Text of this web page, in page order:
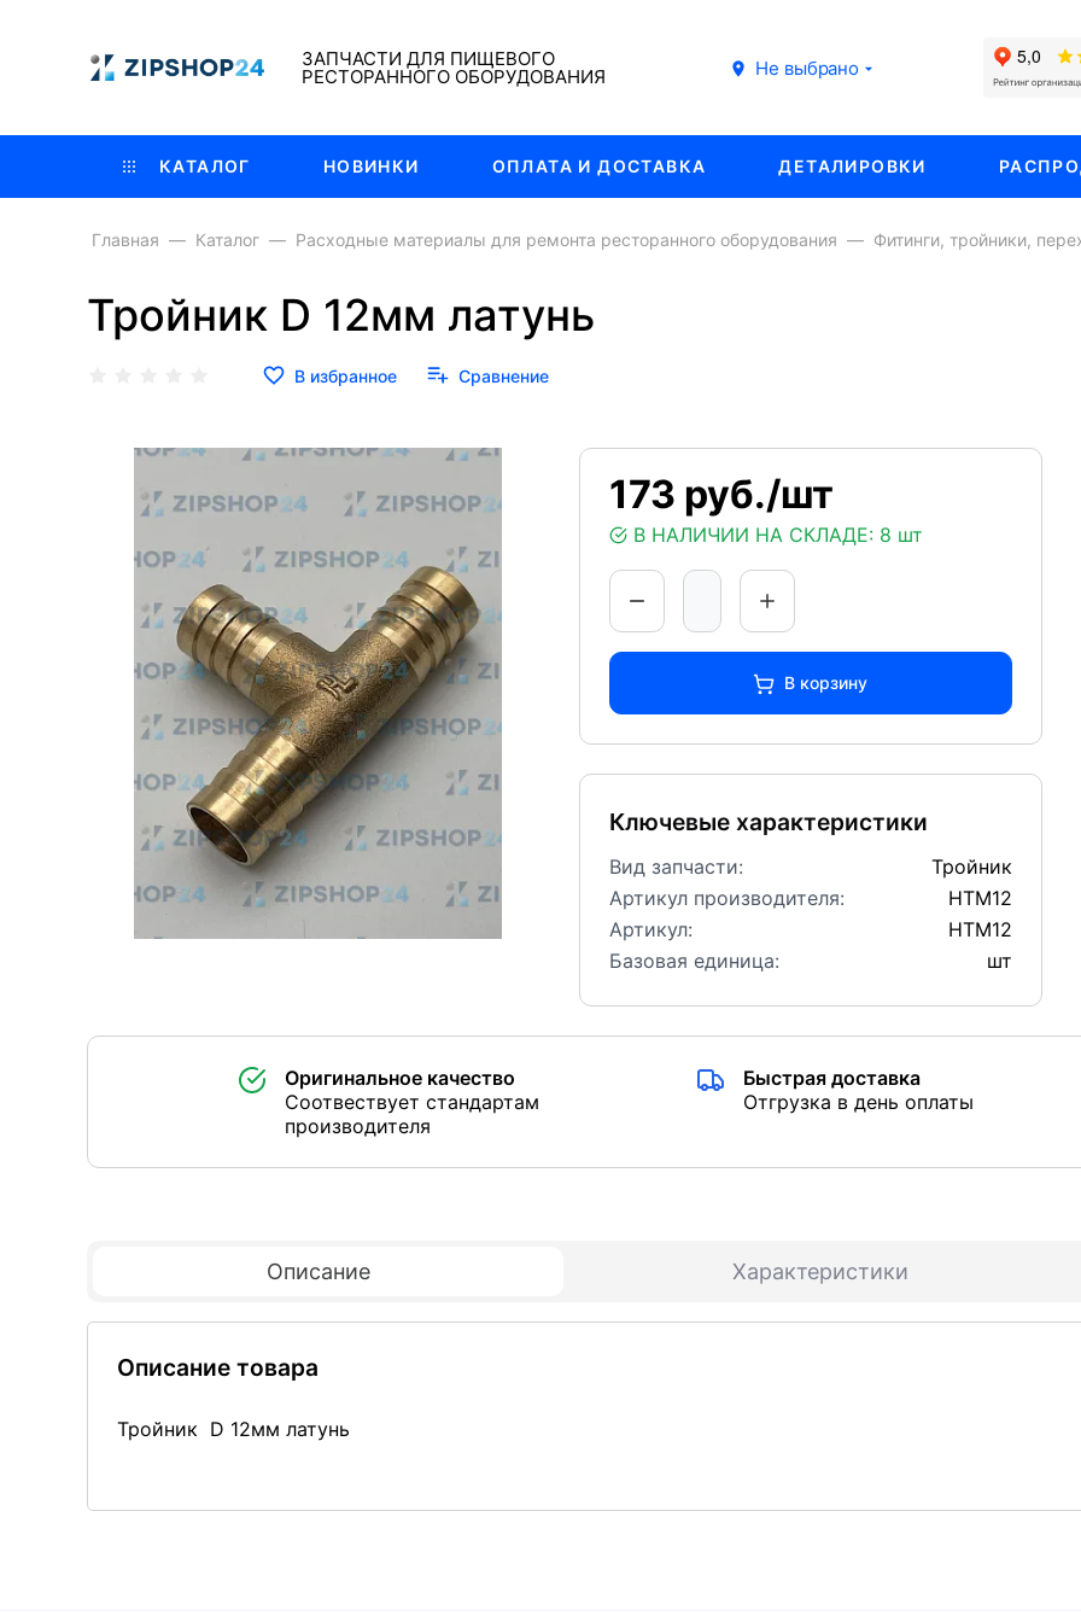
ЗАПЧАСТИ ДЛЯ ПИЩЕВОГО
РЕСТОРАННОГО ОБОРУДОВАНИЯ Не выбрано
КАТАЛОГ НОВИНКИ ОПЛАТА И ДОСТАВКА ДЕТАЛИРОВКИ
Главная Каталог Расходные материалы для ремонта ресторанного оборудования Фитинги, тройники,
Тройник D 12мм латунь
В избранное Сравнение
173 руб./шт
В НАЛИЧИИ НА СКЛАДЕ: 8 шт
В корзину
Ключевые характеристики
Вид запчасти:
Тройник
Артикул производителя:
HTM12
Артикул:
HTM12
Базовая единица:
шт
Оригинальное качество
Соотвествует стандартам
производителя
Быстрая доставка
Отгрузка в день оплаты
Описание Характеристики
Описание товара
Тройник D 12мм латунь